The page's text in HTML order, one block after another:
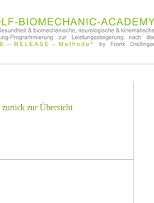
zurück zur Übersicht